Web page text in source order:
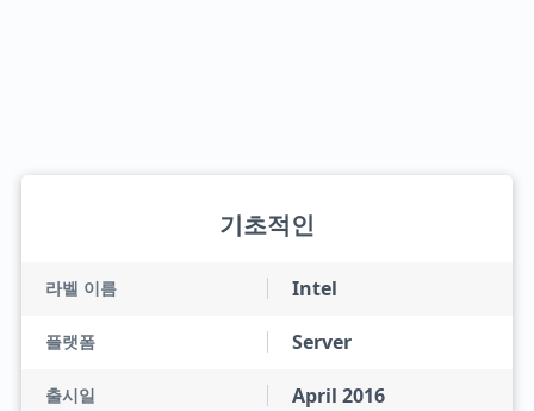
기초적인
라벨 이름 Intel
플랫폼 Server
출시일 April 2016